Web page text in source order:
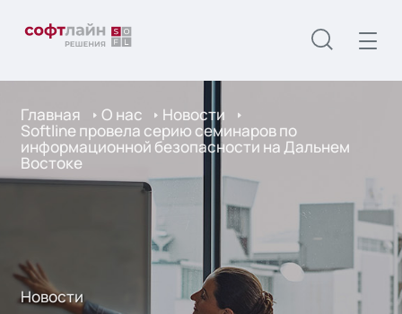
Главная О нас Новости
Softline провела серию семинаров по
информационной безопасности на Дальнем
Востоке
Новости